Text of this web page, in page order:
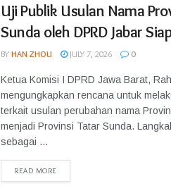
Uji Publik Usulan Nama
Sunda oleh DPRD Jabar
BY HAN ZHOU JULY 7, 2026 0
Ketua Komisi I DPRD Jawa Barat,
mengungkapkan rencana untuk
terkait usulan perubahan nama
menjadi Provinsi Tatar Sunda.
sebagai ...
READ MORE